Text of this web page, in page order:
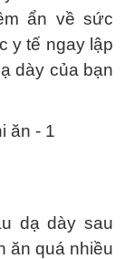
ẩn về sức
y tế ngay lập
dày của bạn
dạ dày sau
ăn quá nhiều